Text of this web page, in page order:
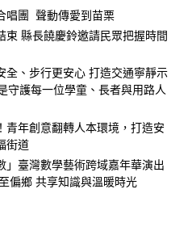
唱團 聲動傳愛到苗栗
束 縣長饒慶鈴邀請民眾把握時間
全、步行更安心 打造交通寧靜示
守護每一位學童、長者與用路人
青年創意翻轉人本環境，打造安
街道
」臺灣數學藝術跨域嘉年華演出
偏鄉 共享知識與溫暖時光